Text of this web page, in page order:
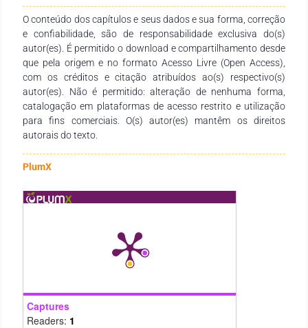
disponibilidade e dedicação para o desenvolvimento e
conclusão dessa obra. Esperamos também que esta obra
sirva de instrumento didático-pedagógico para estudantes,
professores dos diversos níveis de ensino em seus trabalhos e
demais interessados pela temática.
O conteúdo dos capítulos e seus dados e sua forma, correção
e confiabilidade, são de responsabilidade exclusiva do(s)
autor(es). É permitido o download e compartilhamento desde
que pela origem e no formato Acesso Livre (Open Access),
com os créditos e citação atribuídos ao(s) respectivo(s)
autor(es). Não é permitido: alteração de nenhuma forma,
catalogação em plataformas de acesso restrito e utilização
para fins comerciais. O(s) autor(es) mantêm os direitos
autorais do texto.
PlumX
Captures
Readers: 1